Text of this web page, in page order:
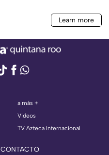
a más +
Videos
TV Azteca Internacional
CONTACTO